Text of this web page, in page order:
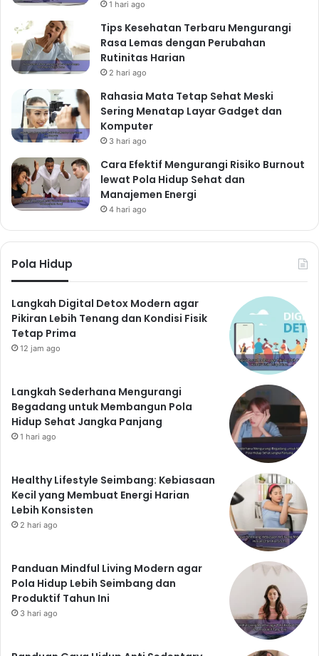
1 hari ago
Tips Kesehatan Terbaru Mengurangi
Rasa Lemas dengan Perubahan
Rutinitas Harian
2 hari ago
Rahasia Mata Tetap Sehat Meski
Sering Menatap Layar Gadget dan
Komputer
3 hari ago
Cara Efektif Mengurangi Risiko Burnout
lewat Pola Hidup Sehat dan
Manajemen Energi
4 hari ago
Pola Hidup
Langkah Digital Detox Modern agar
Pikiran Lebih Tenang dan Kondisi Fisik
Tetap Prima
12 jam ago
Langkah Sederhana Mengurangi
Begadang untuk Membangun Pola
Hidup Sehat Jangka Panjang
1 hari ago
Healthy Lifestyle Seimbang: Kebiasaan
Kecil yang Membuat Energi Harian
Lebih Konsisten
2 hari ago
Panduan Mindful Living Modern agar
Pola Hidup Lebih Seimbang dan
Produktif Tahun Ini
3 hari ago